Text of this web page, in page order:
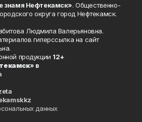
знамя Нефтекамск». Общественно-
округа город Нефтекамск.
Людмила Валерьяновна.
гиперссылка на сайт
продукции 12+
» в
данных